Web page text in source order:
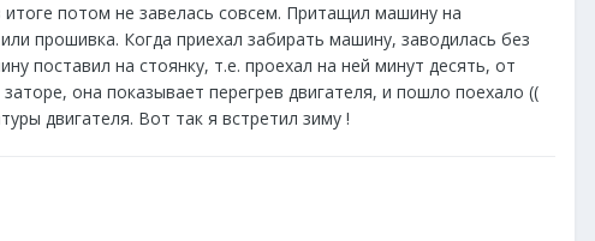
потом не завелась совсем. Притащил машину на
прошивка. Когда приехал забирать машину, заводилась без
поставил на стоянку, т.е. проехал на ней минут десять, от
она показывает перегрев двигателя, и пошло поехало ((
двигателя. Вот так я встретил зиму !